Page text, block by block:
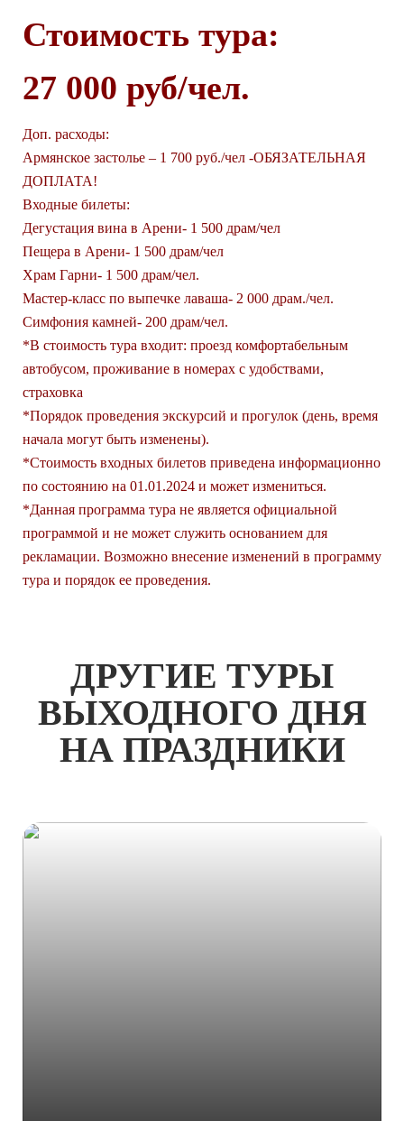
Стоимость тура:
27 000 руб/чел.
Доп. расходы:
Армянское застолье – 1 700 руб./чел -ОБЯЗАТЕЛЬНАЯ
ДОПЛАТА!
Входные билеты:
Дегустация вина в Арени- 1 500 драм/чел
Пещера в Арени- 1 500 драм/чел
Храм Гарни- 1 500 драм/чел.
Мастер-класс по выпечке лаваша- 2 000 драм./чел.
Симфония камней- 200 драм/чел.
*В стоимость тура входит: проезд комфортабельным
автобусом, проживание в номерах с удобствами,
страховка
*Порядок проведения экскурсий и прогулок (день, время
начала могут быть изменены).
*Стоимость входных билетов приведена информационно
по состоянию на 01.01.2024 и может измениться.
*Данная программа тура не является официальной
программой и не может служить основанием для
рекламации. Возможно внесение изменений в программу
тура и порядок ее проведения.
ДРУГИЕ ТУРЫ
ВЫХОДНОГО ДНЯ
НА ПРАЗДНИКИ